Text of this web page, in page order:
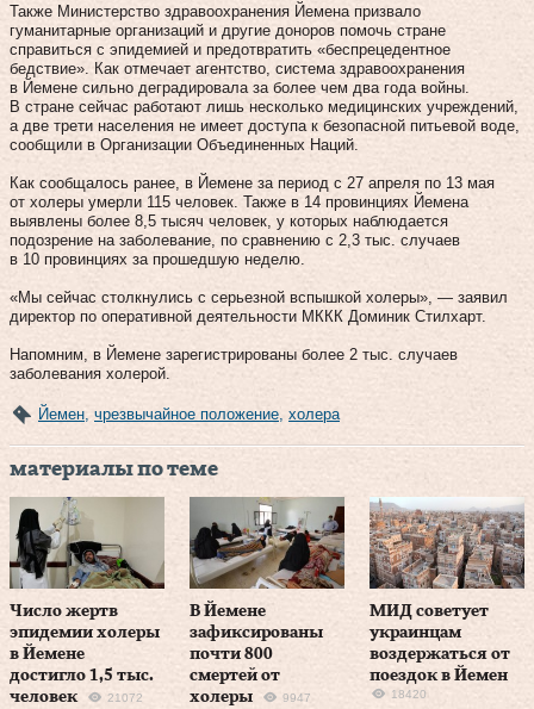
Также Министерство здравоохранения Йемена призвало
гуманитарные организаций и другие доноров помочь стране
справиться с эпидемией и предотвратить «беспрецедентное
бедствие». Как отмечает агентство, система здравоохранения
в Йемене сильно деградировала за более чем два года войны.
В стране сейчас работают лишь несколько медицинских учреждений,
а две трети населения не имеет доступа к безопасной питьевой воде,
сообщили в Организации Объединенных Наций.
Как сообщалось ранее, в Йемене за период с 27 апреля по 13 мая
от холеры умерли 115 человек. Также в 14 провинциях Йемена
выявлены более 8,5 тысяч человек, у которых наблюдается
подозрение на заболевание, по сравнению с 2,3 тыс. случаев
в 10 провинциях за прошедшую неделю.
«Мы сейчас столкнулись с серьезной вспышкой холеры», — заявил
директор по оперативной деятельности МККК Доминик Стилхарт.
Напомним, в Йемене зарегистрированы более 2 тыс. случаев
заболевания холерой.
Йемен чрезвычайное положение холера
материалы по теме
Число жертв
эпидемии холеры
в Йемене
достигло 1,5 тыс.
человек
21072
В Йемене
зафиксированы
почти 800
смертей от
холеры
9947
МИД советует
украинцам
воздержаться от
поездок в Йемен
18420